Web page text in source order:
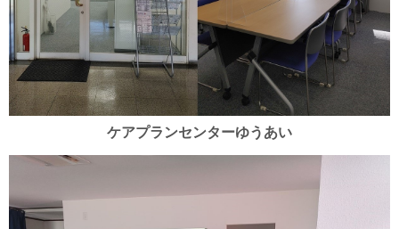
ケアプランセンターゆうあい